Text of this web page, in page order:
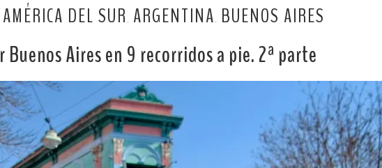
AMÉRICA DEL SUR , ARGENTINA, BUENOS AIRES
Buenos Aires en 9 recorridos a pie. 2ª parte